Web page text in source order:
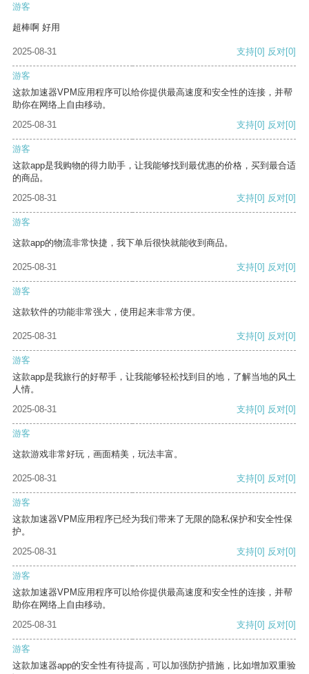
游客
超棒啊 好用
2025-08-31 支持[0] 反对[0]
游客
这款加速器VPM应用程序可以给你提供最高速度和安全性的连接，并帮
助你在网络上自由移动。
2025-08-31
支持[0] 反对[0]
游客
这款app是我购物的得力助手，让我能够找到最优惠的价格，买到最合适
的商品。
2025-08-31
支持[0] 反对[0]
游客
这款app的物流非常快捷，我下单后很快就能收到商品。
2025-08-31 支持[0] 反对[0]
游客
这款软件的功能非常强大，使用起来非常方便。
2025-08-31 支持[0] 反对[0]
游客
这款app是我旅行的好帮手，让我能够轻松找到目的地，了解当地的风土
人情。
2025-08-31
支持[0] 反对[0]
游客
这款游戏非常好玩，画面精美，玩法丰富。
2025-08-31 支持[0] 反对[0]
游客
这款加速器VPM应用程序已经为我们带来了无限的隐私保护和安全性保
护。
2025-08-31
支持[0] 反对[0]
游客
这款加速器VPM应用程序可以给你提供最高速度和安全性的连接，并帮
助你在网络上自由移动。
2025-08-31
支持[0] 反对[0]
游客
这款加速器app的安全性有待提高，可以加强防护措施，比如增加双重验